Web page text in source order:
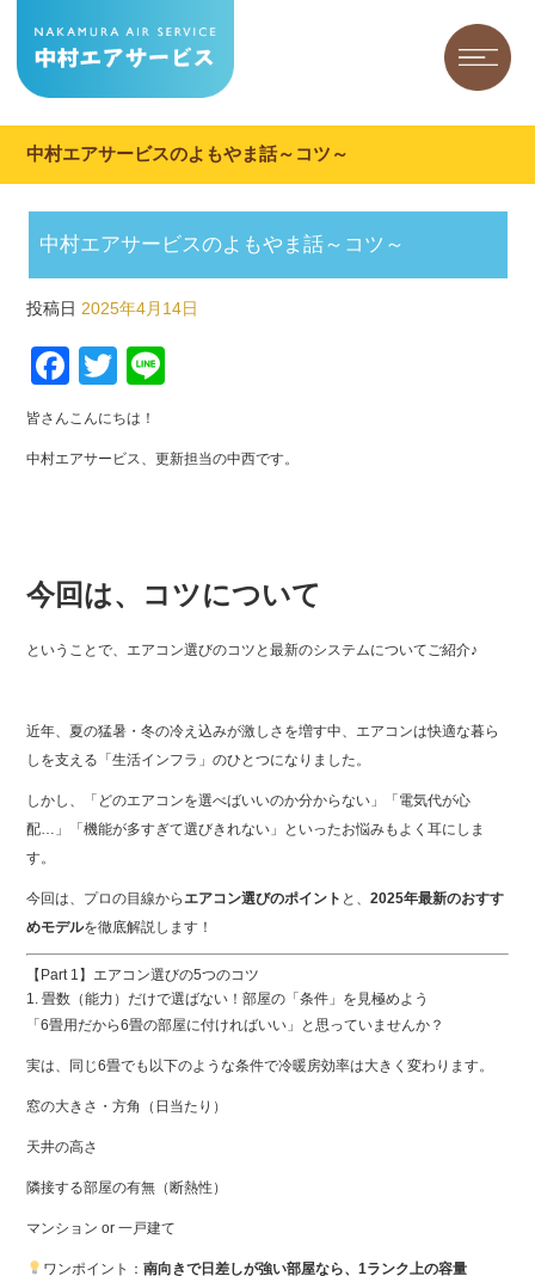
中村エアサービスのよもやま話～コツ～
中村エアサービスのよもやま話～コツ～
投稿日 2025年4月14日
Facebook
Twitter
皆さんこんにちは！
中村エアサービス、更新担当の中西です。
今回は、コツについて
ということで、エアコン選びのコツと最新のシステムについてご紹介♪
近年、夏の猛暑・冬の冷え込みが激しさを増す中、エアコンは快適な暮ら
しを支える「生活インフラ」のひとつになりました。
しかし、「どのエアコンを選べばいいのか分からない」「電気代が心
配…」「機能が多すぎて選びきれない」といったお悩みもよく耳にしま
す。
今回は、プロの目線から エアコン選びのポイント と、2025年最新のおすす
めモデルを徹底解説します！
【Part 1】エアコン選びの5つのコツ
1. 畳数（能力）だけで選ばない！部屋の「条件」を見極めよう
「6畳用だから6畳の部屋に付ければいい」と思っていませんか？
実は、同じ6畳でも以下のような条件で冷暖房効率は大きく変わります。
窓の大きさ・方角（日当たり）
天井の高さ
隣接する部屋の有無（断熱性）
マンション or 一戸建て
ワンポイント：南向きで日差しが強い部屋なら、1ランク上の容量